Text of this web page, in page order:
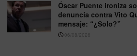
Óscar Puente ironiza
denuncia contra Vito
mensaje: “¿Solo?”
06/08/2026